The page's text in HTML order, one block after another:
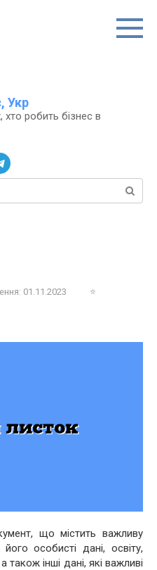
Укр
робить бізнес в
01.11.2023
⭐
що містить важливу
особисті дані, освіту,
також інші дані, які важливі